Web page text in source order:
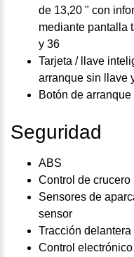
de 13,20 " con
mediante pantalla
y 36
Tarjeta / llave
arranque sin llave
Botón de
Seguridad
ABS
Control de crucero
Sensores de
sensor
Tracción delantera
Control